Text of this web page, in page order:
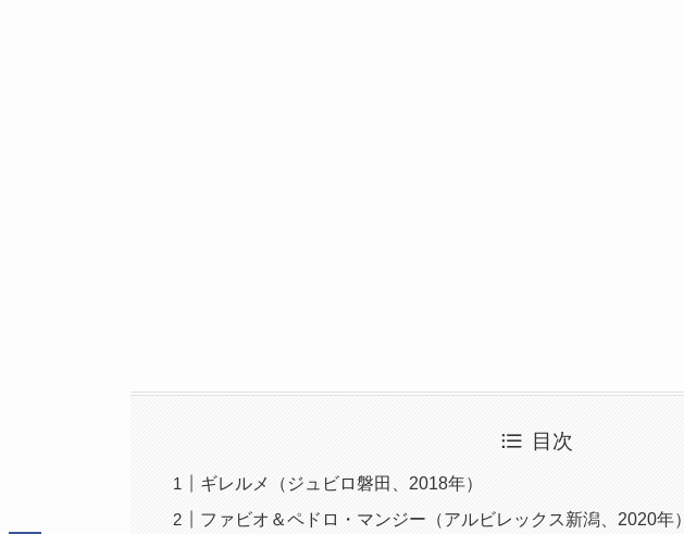
目次
ギレルメ（ジュビロ磐田、2018年）
ファビオ＆ペドロ・マンジー（アルビレックス新潟、2020年）